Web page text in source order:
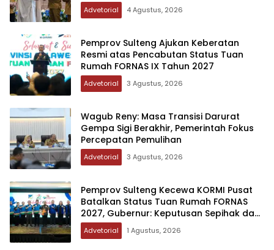
Advetorial 4 Agustus, 2026
Pemprov Sulteng Ajukan Keberatan
Resmi atas Pencabutan Status Tuan
Rumah FORNAS IX Tahun 2027
Advetorial 3 Agustus, 2026
Wagub Reny: Masa Transisi Darurat
Gempa Sigi Berakhir, Pemerintah Fokus
Percepatan Pemulihan
Advetorial 3 Agustus, 2026
Pemprov Sulteng Kecewa KORMI Pusat
Batalkan Status Tuan Rumah FORNAS
2027, Gubernur: Keputusan Sepihak dan
Tanpa Koordinasi
Advetorial 1 Agustus, 2026